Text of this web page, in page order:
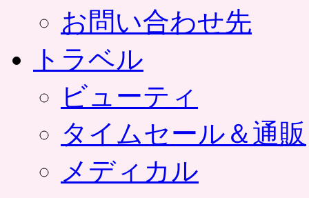
お問い合わせ先
トラベル
ビューティ
タイムセール＆通販
メディカル